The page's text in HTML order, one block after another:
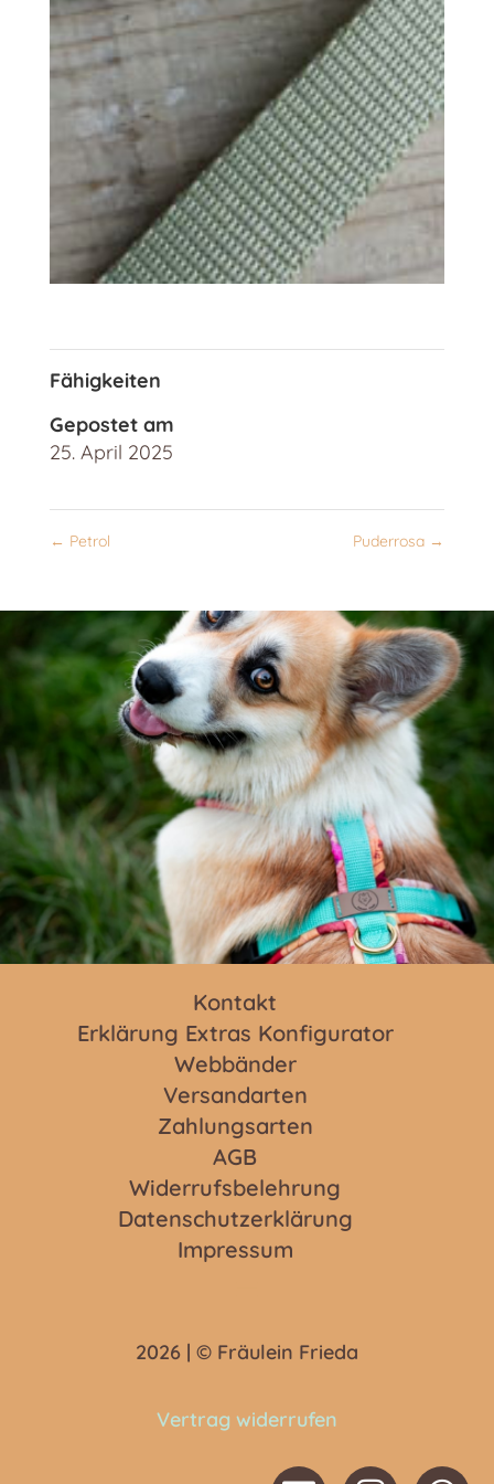
Fähigkeiten
Gepostet am
25. April 2025
← Petrol Puderrosa →
Kontakt
Erklärung Extras Konfigurator
Webbänder
Versandarten
Zahlungsarten
AGB
Widerrufsbelehrung
Datenschutzerklärung
Impressum
2026 | © Fräulein Frieda
Vertrag widerrufen